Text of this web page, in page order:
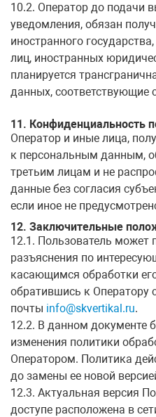
10.2. Оператор до подачи
уведомления, обязан
иностранного
лиц, иностранных
планируется
данных, соответствующие
11. Конфиденциальность
Оператор и иные лица,
к персональным данным,
третьим лицам и не
данные без согласия
если иное не
12. Заключительные
12.1. Пользователь может
разъяснения по
касающимся обработки
обратившись к
почты info@skvertikal.ru.
12.2. В данном документе
изменения политики
Оператором. Политика
до замены ее новой
12.3. Актуальная версия
доступе расположена в